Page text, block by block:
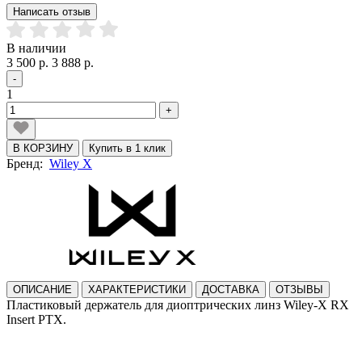
Написать отзыв
В наличии
3 500 р. 3 888 р.
-
1
+
В КОРЗИНУ Купить в 1 клик
Бренд: Wiley X
ОПИСАНИЕ ХАРАКТЕРИСТИКИ ДОСТАВКА ОТЗЫВЫ
Пластиковый держатель для диоптрических линз Wiley-X RX
Insert PTX.